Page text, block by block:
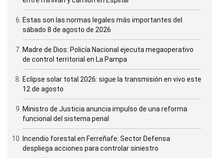
Estas son las normas legales más importantes del
sábado 8 de agosto de 2026
Madre de Dios: Policía Nacional ejecuta megaoperativo
de control territorial en La Pampa
Eclipse solar total 2026: sigue la transmisión en vivo este
12 de agosto
Ministro de Justicia anuncia impulso de una reforma
funcional del sistema penal
Incendio forestal en Ferreñafe: Sector Defensa
despliega acciones para controlar siniestro